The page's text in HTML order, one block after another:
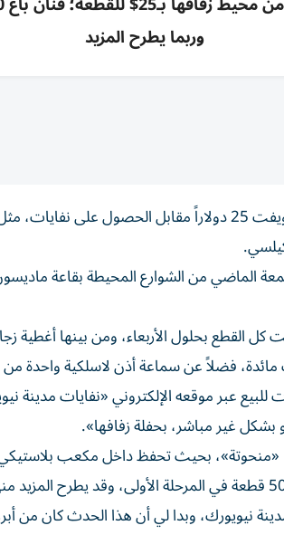
وربما يطرح المزيد
دفع كل شخص من معجبين بالنجمة تايلور سويفت 25 دولاراً
الماضي من الشوارع المحيطة بقاعة
بيعت كل القطع بحلول الأربعاء، ومن بينها
فضلاً عن سماعة أذن لاسلكية واحدة من
عبر موقعه الإلكتروني «نفايات مدينة
غير مباشر، بحفلة زفافها».
بحيث تحفظ داخل مكعب
نيويورك، وبدا لي أن هذا الحدث كان من